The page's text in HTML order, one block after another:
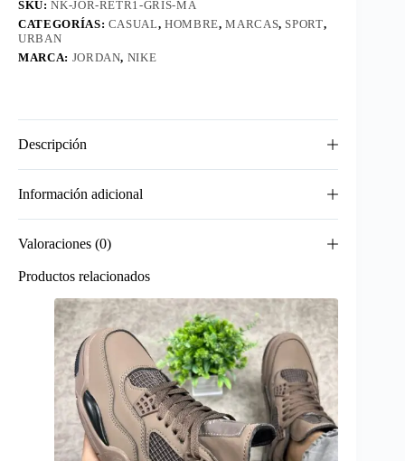
SKU:NK-JOR-RETR1-GRIS-MA
CATEGORÍAS: CASUAL,HOMBRE,MARCAS, SPORT,
URBAN
MARCA: JORDAN, NIKE
Descripción
Información adicional
Valoraciones (0)
Productos relacionados